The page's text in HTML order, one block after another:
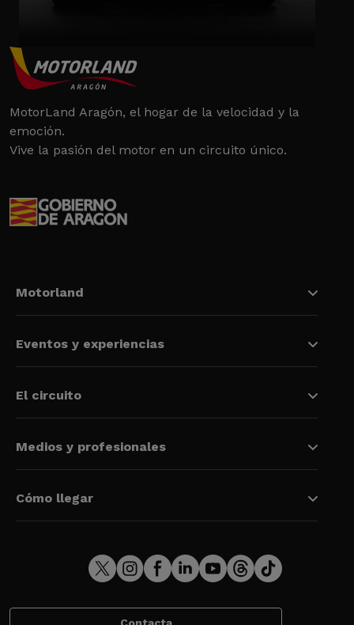
MotorLand Aragón, el hogar de la velocidad y la
emoción.
Vive la pasión del motor en un circuito único.
Motorland
Eventos y experiencias
El circuito
Medios y profesionales
Cómo llegar